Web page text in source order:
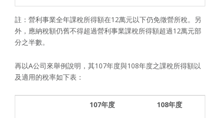
註：營利事業全年課稅所得額在12萬元以下仍免徵營所稅。另
外，應納稅額仍舊不得超過營利事業課稅所得額超過12萬元部
分之半數。
再以A公司來舉例說明，其107年度與108年度之課稅所得額以
及適用的稅率如下表：
107年度 108年度